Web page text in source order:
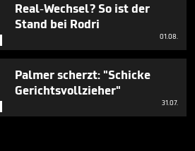
Real-Wechsel? So ist der
Stand bei Rodri
01.08.
Palmer scherzt: "Schicke
Gerichtsvollzieher"
31.07.